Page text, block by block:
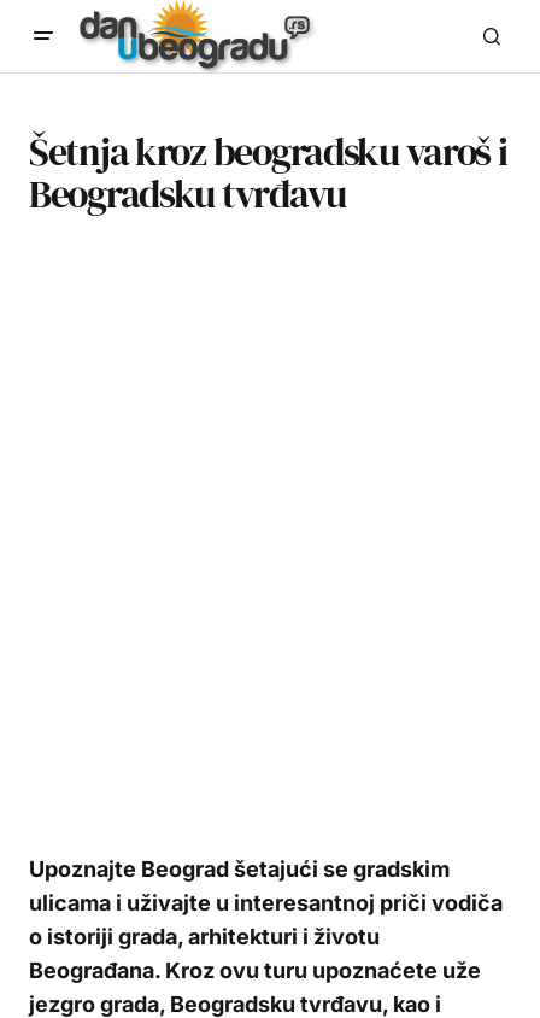
Šetnja kroz beogradsku varoš i
Beogradsku tvrđavu
Upoznajte Beograd šetajući se gradskim
ulicama i uživajte u interesantnoj priči vodiča
o istoriji grada, arhitekturi i životu
Beograđana. Kroz ovu turu upoznaćete uže
jezgro grada, Beogradsku tvrđavu, kao i